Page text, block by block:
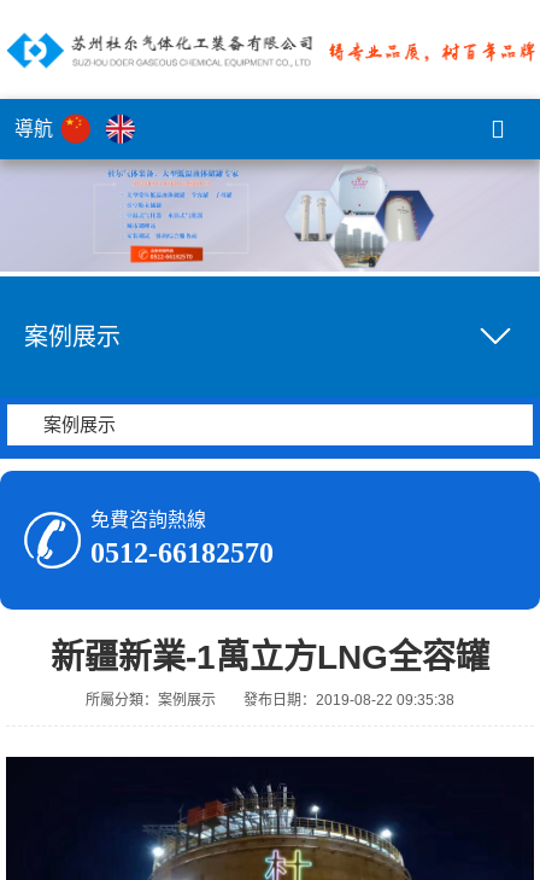
導航
案例展示
案例展示
免費咨詢熱線
0512-66182570
新疆新業-1萬立方LNG全容罐
所屬分類：案例展示 發布日期：2019-08-22 09:35:38